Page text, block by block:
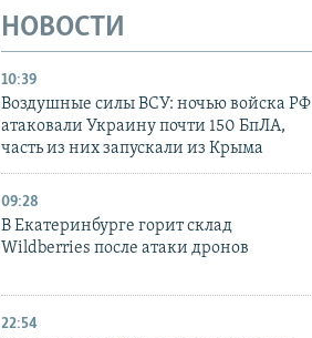
НОВОСТИ
10:39
Воздушные силы ВСУ: ночью войска РФ
атаковали Украину почти 150 БпЛА,
часть из них запускали из Крыма
09:28
В Екатеринбурге горит склад
Wildberries после атаки дронов
22:54